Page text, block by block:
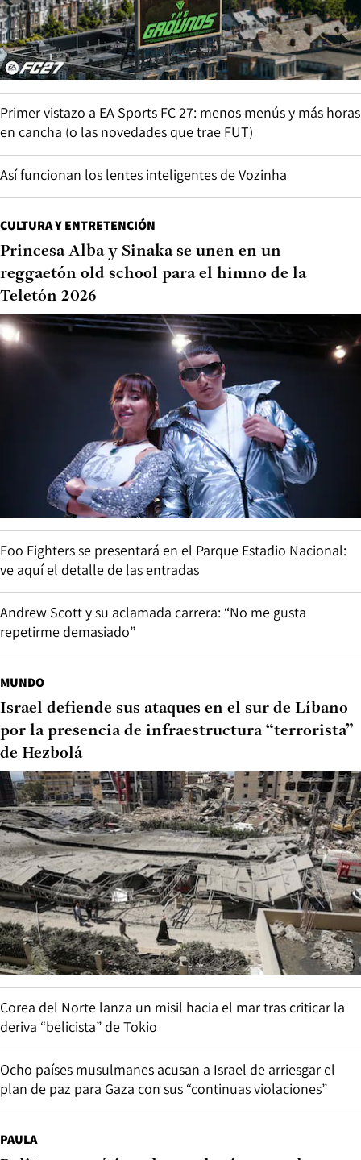
Primer vistazo a EA Sports FC 27: menos menús y más horas
en cancha (o las novedades que trae FUT)
Así funcionan los lentes inteligentes de Vozinha
CULTURA Y ENTRETENCIÓN
Princesa Alba y Sinaka se unen en un
reggaetón old school para el himno de la
Teletón 2026
Foo Fighters se presentará en el Parque Estadio Nacional:
ve aquí el detalle de las entradas
Andrew Scott y su aclamada carrera: “No me gusta
repetirme demasiado”
MUNDO
Israel defiende sus ataques en el sur de Líbano
por la presencia de infraestructura “terrorista”
de Hezbolá
Corea del Norte lanza un misil hacia el mar tras criticar la
deriva “belicista” de Tokio
Ocho países musulmanes acusan a Israel de arriesgar el
plan de paz para Gaza con sus “continuas violaciones”
PAULA